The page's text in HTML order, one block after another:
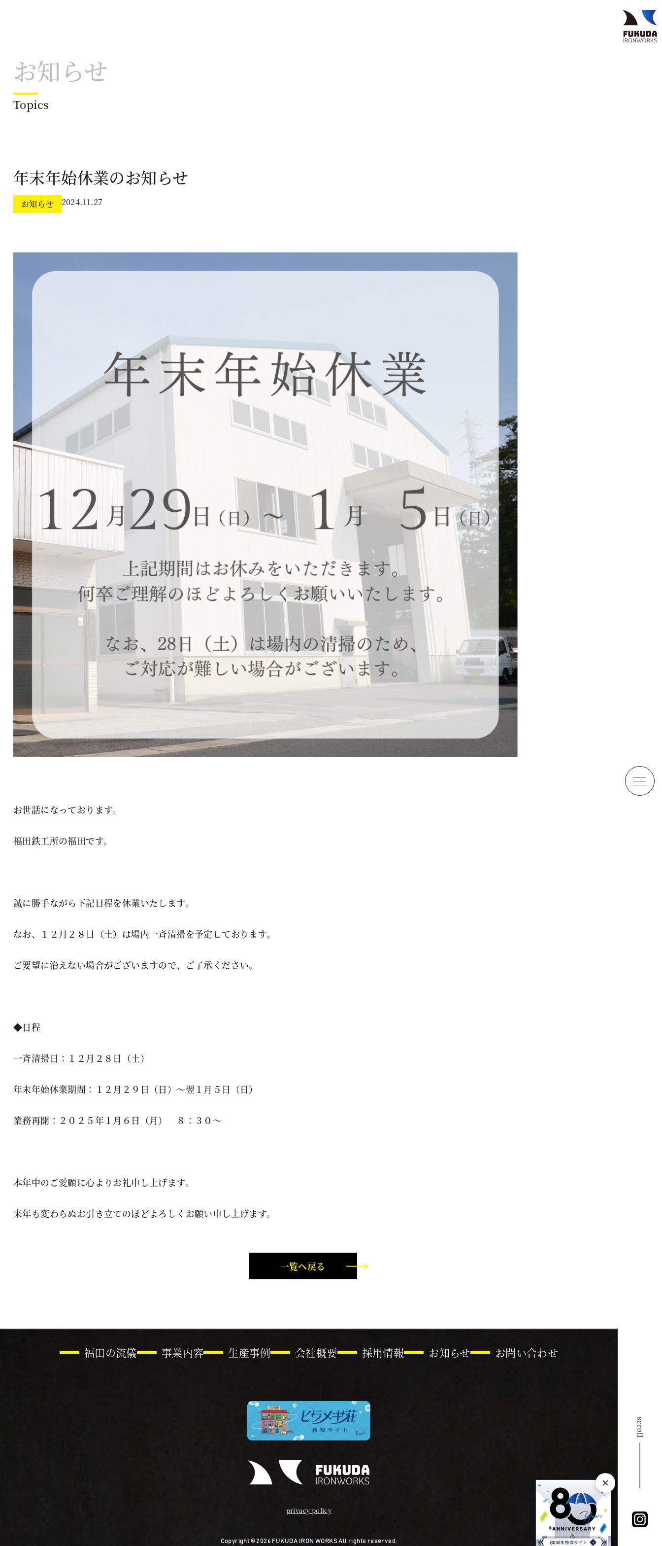
scroll
お知らせ
Topics
年末年始休業のお知らせ
お知らせ 2024.11.27
お世話になっております。
福田鉄工所の福田です。
誠に勝手ながら下記日程を休業いたします。
なお、１２月２８日（土）は場内一斉清掃を予定しております。
ご要望に沿えない場合がございますので、ご了承ください。
◆日程
一斉清掃日：１２月２８日（土）
年末年始休業期間：１２月２９日（日）～翌１月５日（日）
業務再開：２０２５年１月６日（月） ８：３０～
本年中のご愛顧に心よりお礼申し上げます。
来年も変わらぬお引き立てのほどよろしくお願い申し上げます。
一覧へ戻る
福田の流儀 事業内容 生産事例 会社概要 採用情報 お知らせ お問い合わせ
privacy policy
Copyright © 2026 FUKUDA IRON WORKS All rights reserved.